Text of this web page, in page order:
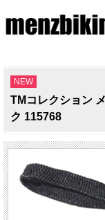
NEW
TMコレクション
ク 115768